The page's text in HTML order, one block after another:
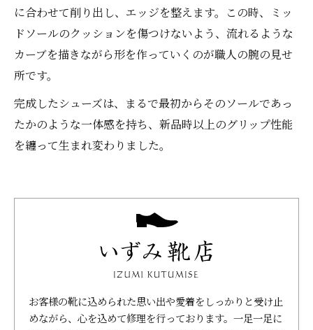
に合わせて削り出し、エッジを整えます。この時、ミッ
ドソールのクッションを傷つけないよう、流れるような
カーブを描きながら形を作っていくのが職人の腕の見せ
所です。
完成したシューズは、まるで最初からそのソールであっ
たかのような一体感を持ち、新品時以上のグリップ性能
を纏って生まれ変わりました。
お客様の靴に込められた思い出や愛着をしっかりと受け止
めながら、心を込めて修理を行っております。一足一足に